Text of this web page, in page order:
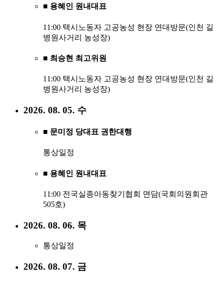
■ 용혜인 원내대표
11:00 택시노동자 고공농성 현장 연대방문(인천 길
병원사거리 농성장)
■ 최승현 최고위원
11:00 택시노동자 고공농성 현장 연대방문(인천 길
병원사거리 농성장)
2026. 08. 05. 수
■ 문미정 당대표 권한대행
통상일정
■ 용혜인 원내대표
11:00 전국실종아동찾기협회 면담(국회의원회관
505호)
2026. 08. 06. 목
통상일정
2026. 08. 07. 금